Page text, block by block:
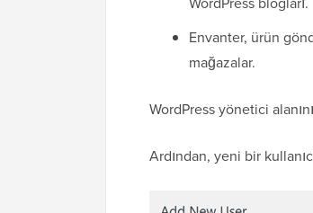
Envanter, ürün
mağazalar.
WordPress yönetici
Ardından, yeni bir